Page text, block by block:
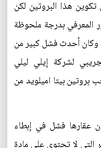
هذا البروتين لكن
المعرفي بدرجة ملحوظة
وكان أحدث فشل كبير من
لشركة إيلي ليلي
بروتين بيتا اميلويد من
عقارها فشل في إبطاء